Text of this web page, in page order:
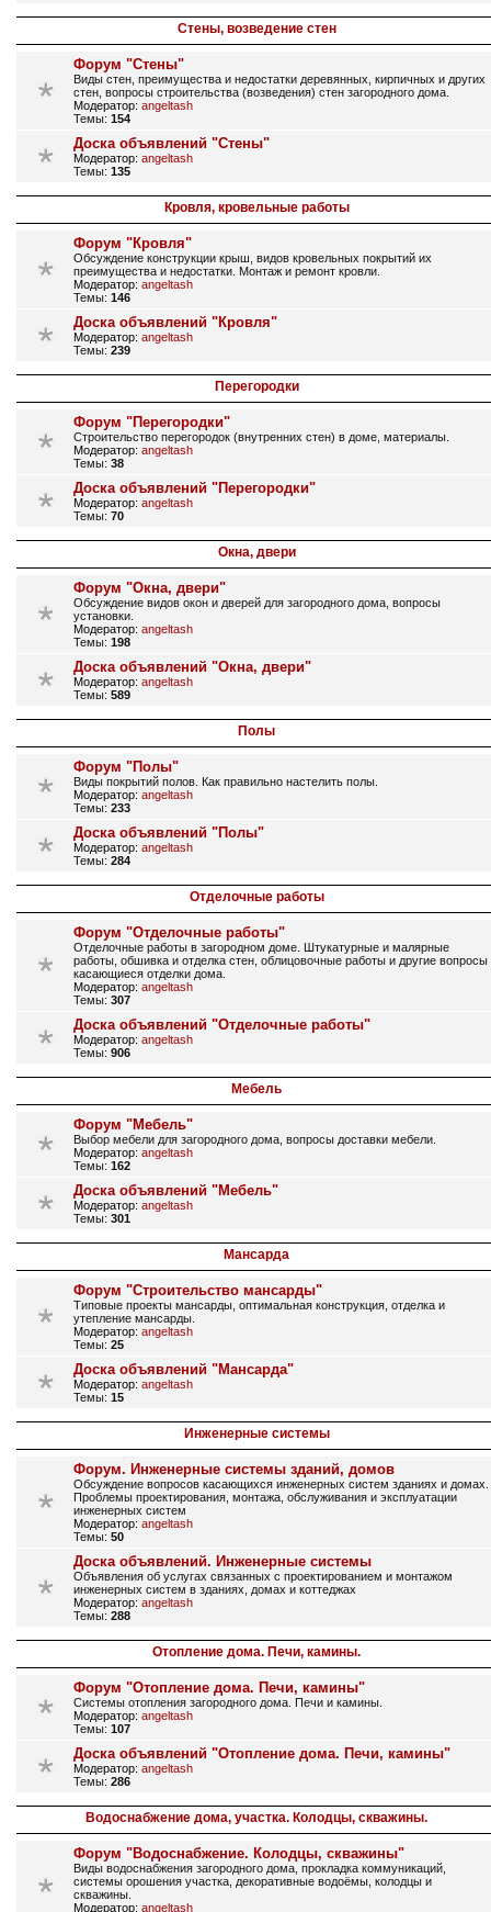
Стены, возведение стен
Форум "Стены"
Виды стен, преимущества и недостатки деревянных, кирпичных и других
стен, вопросы строительства (возведения) стен загородного дома.
Модератор: angeltash
Темы: 154
Доска объявлений "Стены"
Модератор: angeltash
Темы: 135
Кровля, кровельные работы
Форум "Кровля"
Обсуждение конструкции крыш, видов кровельных покрытий их
преимущества и недостатки. Монтаж и ремонт кровли.
Модератор: angeltash
Темы: 146
Доска объявлений "Кровля"
Модератор: angeltash
Темы: 239
Перегородки
Форум "Перегородки"
Строительство перегородок (внутренних стен) в доме, материалы.
Модератор: angeltash
Темы: 38
Доска объявлений "Перегородки"
Модератор: angeltash
Темы: 70
Окна, двери
Форум "Окна, двери"
Обсуждение видов окон и дверей для загородного дома, вопросы
установки.
Модератор: angeltash
Темы: 198
Доска объявлений "Окна, двери"
Модератор: angeltash
Темы: 589
Полы
Форум "Полы"
Виды покрытий полов. Как правильно настелить полы.
Модератор: angeltash
Темы: 233
Доска объявлений "Полы"
Модератор: angeltash
Темы: 284
Отделочные работы
Форум "Отделочные работы"
Отделочные работы в загородном доме. Штукатурные и малярные
работы, обшивка и отделка стен, облицовочные работы и другие вопросы
касающиеся отделки дома.
Модератор: angeltash
Темы: 307
Доска объявлений "Отделочные работы"
Модератор: angeltash
Темы: 906
Мебель
Форум "Мебель"
Выбор мебели для загородного дома, вопросы доставки мебели.
Модератор: angeltash
Темы: 162
Доска объявлений "Мебель"
Модератор: angeltash
Темы: 301
Мансарда
Форум "Строительство мансарды"
Типовые проекты мансарды, оптимальная конструкция, отделка и
утепление мансарды.
Модератор: angeltash
Темы: 25
Доска объявлений "Мансарда"
Модератор: angeltash
Темы: 15
Инженерные системы
Форум. Инженерные системы зданий, домов
Обсуждение вопросов касающихся инженерных систем зданиях и домах.
Проблемы проектирования, монтажа, обслуживания и эксплуатации
инженерных систем
Модератор: angeltash
Темы: 50
Доска объявлений. Инженерные системы
Объявления об услугах связанных с проектированием и монтажом
инженерных систем в зданиях, домах и коттеджах
Модератор: angeltash
Темы: 288
Отопление дома. Печи, камины.
Форум "Отопление дома. Печи, камины"
Системы отопления загородного дома. Печи и камины.
Модератор: angeltash
Темы: 107
Доска объявлений "Отопление дома. Печи, камины"
Модератор: angeltash
Темы: 286
Водоснабжение дома, участка. Колодцы, скважины.
Форум "Водоснабжение. Колодцы, скважины"
Виды водоснабжения загородного дома, прокладка коммуникаций,
системы орошения участка, декоративные водоёмы, колодцы и
скважины.
Модератор: angeltash